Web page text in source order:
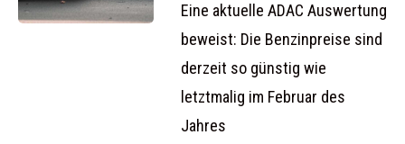
Eine aktuelle ADAC Auswertung
beweist: Die Benzinpreise sind
derzeit so günstig wie
letztmalig im Februar des
Jahres